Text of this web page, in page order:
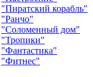
"Пиратский корабль"
"Ранчо"
"Соломенный дом"
"Тропики"
"Фантастика"
"Фитнес"